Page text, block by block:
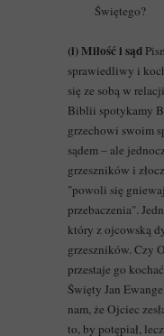
Świętego?
(i) Miłość i sąd
sprawiedliwy i
się ze sobą w
Biblii spotykamy
grzechowi swoim
sądem – ale
grzeszników i
"powoli się
przebaczenia".
który z ojcowską
grzeszników. Czy
przestaje go
Święty Jan
nam, że Ojciec
to, by potępiał,